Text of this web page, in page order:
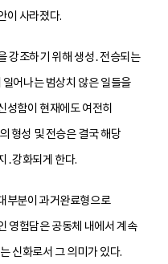
이 사라졌다.
강조하기 위해 생성․전승되는
어나는 범상치 않은 일들을
성함이 현재에도 여전히
형성 및 전승은 결국 해당
․강화되게 한다.
부분이 과거완료형으로
영험담은 공동체 내에서 계속
신화로서 그 의미가 있다.